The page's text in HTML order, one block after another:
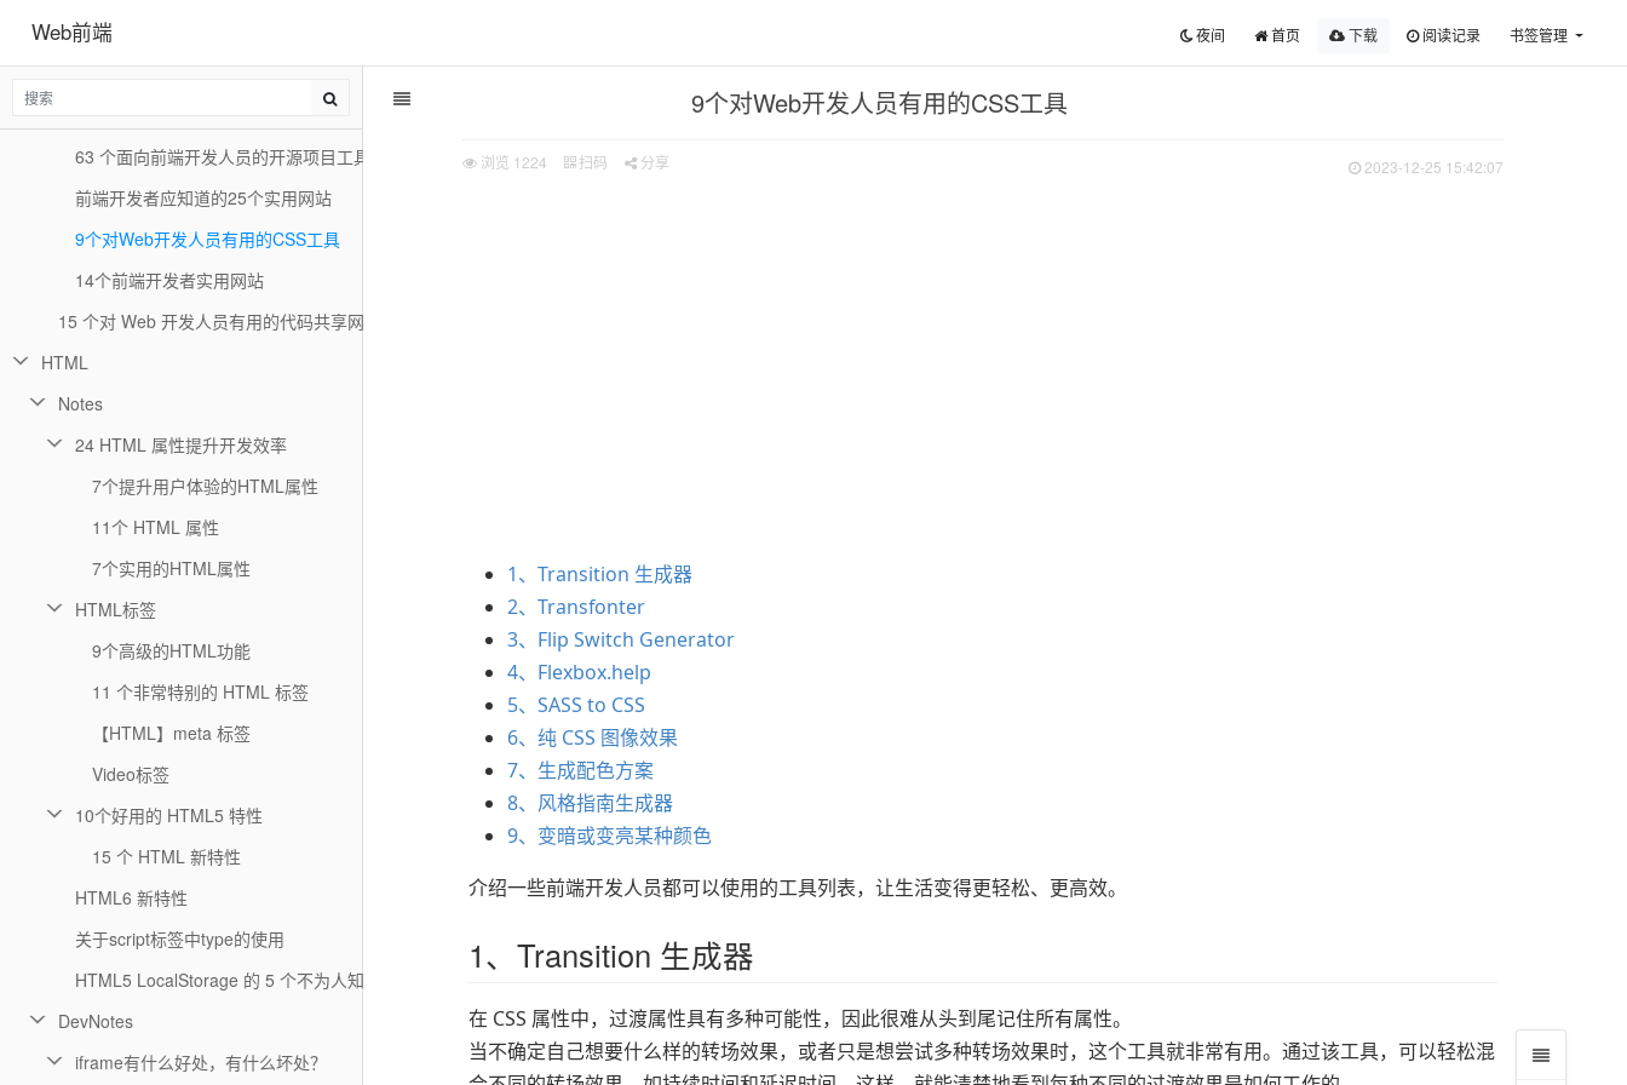
Web前端 夜间 首页 下载 阅读记录 书签管理
9个对Web开发人员有用的CSS工具
浏览 1224 扫码 分享 2023-12-25 15:42:07
1、Transition 生成器
2、Transfonter
3、Flip Switch Generator
4、Flexbox.help
5、SASS to CSS
6、纯 CSS 图像效果
7、生成配色方案
8、风格指南生成器
9、变暗或变亮某种颜色
介绍一些前端开发人员都可以使用的工具列表，让生活变得更轻松、更高效。
1、Transition 生成器
在 CSS 属性中，过渡属性具有多种可能性，因此很难从头到尾记住所有属性。
当不确定自己想要什么样的转场效果，或者只是想尝试多种转场效果时，这个工具就非常有用。通过该工具，可以轻松混
提效工具-locatorjs
开发者必备的 7 款效率提升工具
63 个面向前端开发人员的开源项目工具
前端开发者应知道的25个实用网站
9个对Web开发人员有用的CSS工具
14个前端开发者实用网站
15 个对 Web 开发人员有用的代码共享网站
HTML
Notes
24 HTML 属性提升开发效率
7个提升用户体验的HTML属性
11个 HTML 属性
7个实用的HTML属性
HTML标签
9个高级的HTML功能
11 个非常特别的 HTML 标签
【HTML】meta 标签
Video标签
10个好用的 HTML5 特性
15 个 HTML 新特性
HTML6 新特性
关于script标签中type的使用
HTML5 LocalStorage 的 5 个不为人知的事实
DevNotes
iframe有什么好处，有什么坏处？